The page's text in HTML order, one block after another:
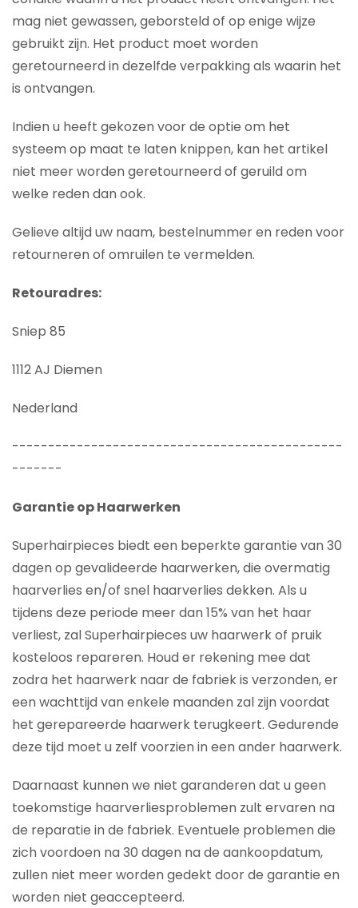
mag niet gewassen, geborsteld of op enige wijze
gebruikt zijn. Het product moet worden
geretourneerd in dezelfde verpakking als waarin het
is ontvangen.
Indien u heeft gekozen voor de optie om het
systeem op maat te laten knippen, kan het artikel
niet meer worden geretourneerd of geruild om
welke reden dan ook.
Gelieve altijd uw naam, bestelnummer en reden voor
retourneren of omruilen te vermelden.
Retouradres:
Sniep 85
1112 AJ Diemen
Nederland
----------------------------------------------
-------
Garantie op Haarwerken
Superhairpieces biedt een beperkte garantie van 30
dagen op gevalideerde haarwerken, die overmatig
haarverlies en/of snel haarverlies dekken. Als u
tijdens deze periode meer dan 15% van het haar
verliest, zal Superhairpieces uw haarwerk of pruik
kosteloos repareren. Houd er rekening mee dat
zodra het haarwerk naar de fabriek is verzonden, er
een wachttijd van enkele maanden zal zijn voordat
het gerepareerde haarwerk terugkeert. Gedurende
deze tijd moet u zelf voorzien in een ander haarwerk.
Daarnaast kunnen we niet garanderen dat u geen
toekomstige haarverliesproblemen zult ervaren na
de reparatie in de fabriek. Eventuele problemen die
zich voordoen na 30 dagen na de aankoopdatum,
zullen niet meer worden gedekt door de garantie en
worden niet geaccepteerd.